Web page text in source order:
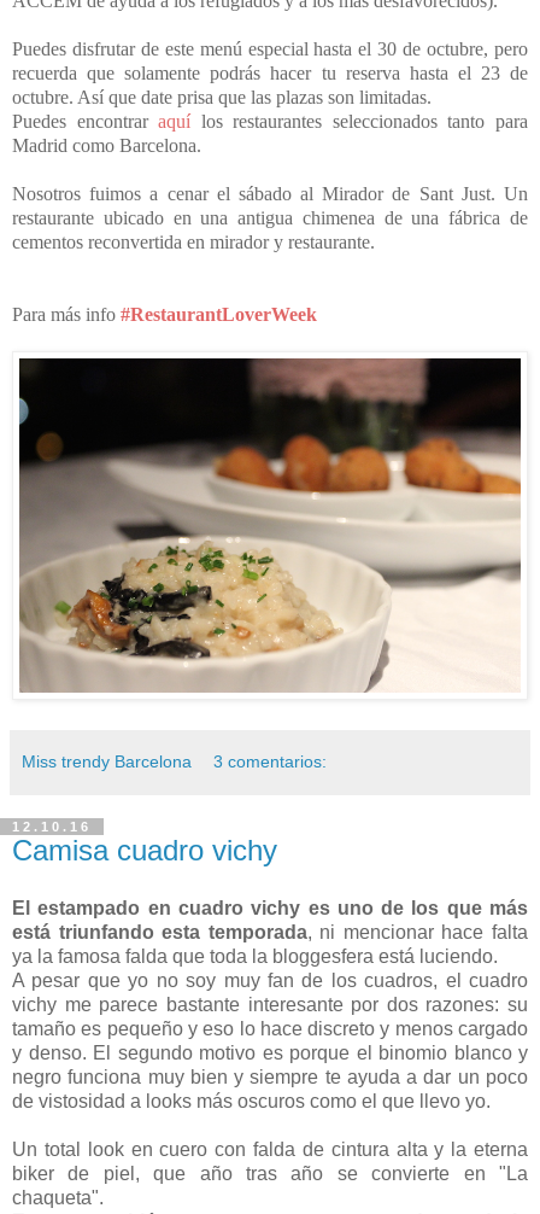
Puedes disfrutar de este menú especial hasta el 30 de octubre, pero
recuerda que solamente podrás hacer tu reserva hasta el 23 de
octubre. Así que date prisa que las plazas son limitadas.
Puedes encontraraquí los restaurantes seleccionados tanto para
Madrid como Barcelona.
Nosotros fuimos a cenar el sábado al Mirador de Sant Just. Un
restaurante ubicado en una antigua chimenea de una fábrica de
cementos reconvertida en mirador y restaurante.
Para más info #RestaurantLoverWeek
Miss trendy Barcelona 3 comentarios:
12.10.16
Camisa cuadro vichy
El estampado en cuadro vichy es uno de los que más
está triunfando esta temporada, ni mencionar hace falta
ya la famosa falda que toda la bloggesfera está luciendo.
A pesar que yo no soy muy fan de los cuadros, el cuadro
vichy me parece bastante interesante por dos razones: su
tamaño es pequeño y eso lo hace discreto y menos cargado
y denso. El segundo motivo es porque el binomio blanco y
negro funciona muy bien y siempre te ayuda a dar un poco
de vistosidad a looks más oscuros como el que llevo yo.
Un total look en cuero con falda de cintura alta y la eterna
biker de piel, que año tras año se convierte en "La
chaqueta".